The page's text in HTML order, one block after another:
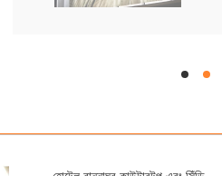
hd hd